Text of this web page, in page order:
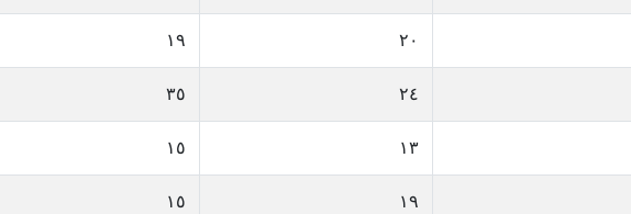
٢٠ ١٩
٢٤ ٣٥
١٣ ١٥
١٩ ١٥